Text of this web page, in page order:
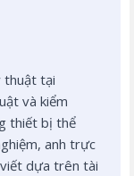
thuật tại
và kiểm
thiết bị thể
anh trực
viết dựa trên tài